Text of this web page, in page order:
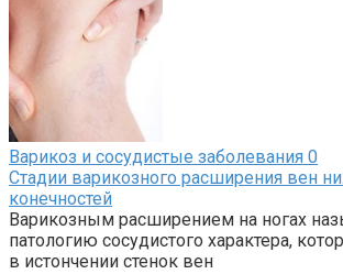
Варикоз и сосудистые заболевания 0
Стадии варикозного расширения вен
конечностей
Варикозным расширением на ногах
патологию сосудистого характера,
в истончении стенок вен